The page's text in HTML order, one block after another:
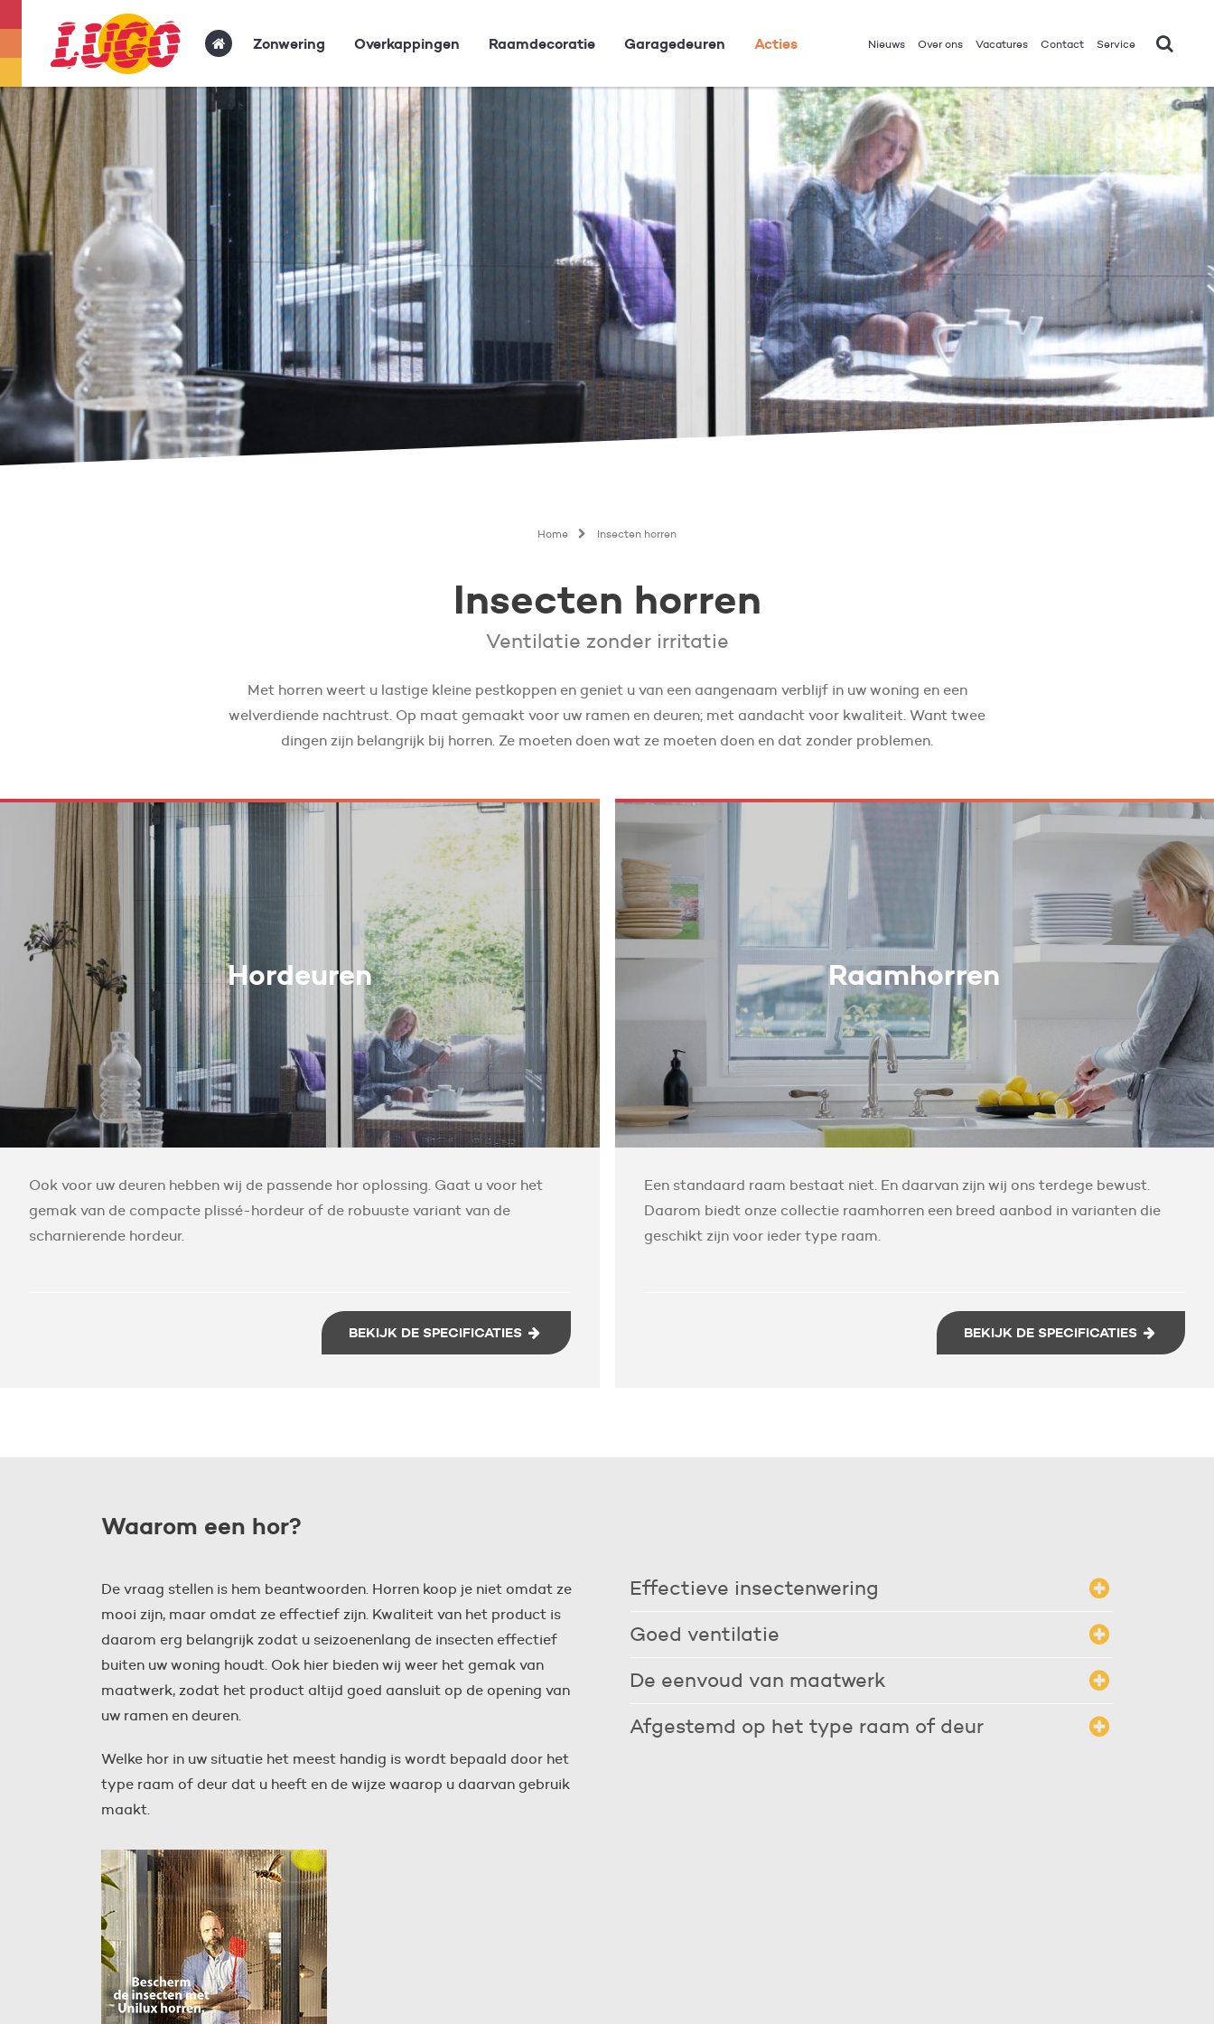
Zonwering Overkappingen Raamdecoratie Garagedeuren Acties Nieuws Over ons Vacatures Contact Service
Home Insecten horren
Insecten horren
Ventilatie zonder irritatie
Met horren weert u lastige kleine pestkoppen en geniet u van een aangenaam verblijf in uw woning en een
welverdiende nachtrust. Op maat gemaakt voor uw ramen en deuren; met aandacht voor kwaliteit. Want twee
dingen zijn belangrijk bij horren. Ze moeten doen wat ze moeten doen en dat zonder problemen.
Hordeuren
Ook voor uw deuren hebben wij de passende hor oplossing. Gaat u voor het
gemak van de compacte plissé-hordeur of de robuuste variant van de
scharnierende hordeur.
BEKIJK DE SPECIFICATIES
Raamhorren
Een standaard raam bestaat niet. En daarvan zijn wij ons terdege bewust.
Daarom biedt onze collectie raamhorren een breed aanbod in varianten die
geschikt zijn voor ieder type raam.
BEKIJK DE SPECIFICATIES
Waarom een hor?
De vraag stellen is hem beantwoorden. Horren koop je niet omdat ze
mooi zijn, maar omdat ze effectief zijn. Kwaliteit van het product is
daarom erg belangrijk zodat u seizoenenlang de insecten effectief
buiten uw woning houdt. Ook hier bieden wij weer het gemak van
maatwerk, zodat het product altijd goed aansluit op de opening van
uw ramen en deuren.
Welke hor in uw situatie het meest handig is wordt bepaald door het
type raam of deur dat u heeft en de wijze waarop u daarvan gebruik
maakt.
Effectieve insectenwering
Goed ventilatie
van uw woning wanneer ramen of deuren openstaan. Hierdoor dragen horren bij aan
een gezonde leefomgeving.
De eenvoud van maatwerk
een beter passend resultaat.
Afgestemd op het type raam of deur